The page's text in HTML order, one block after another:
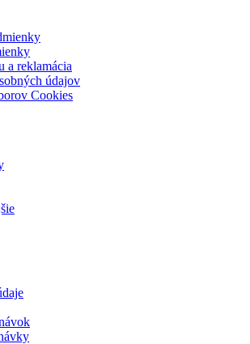
a reklamácia
údajov
Cookies